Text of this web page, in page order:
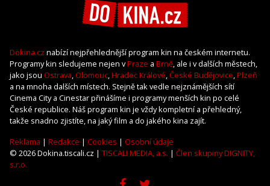
Dokina.cz nabízí nejpřehlednější program kin na českém internetu.
Programy kin sledujeme nejen vPraze a Brně, ale i v dalších městech,
jako jsou Ostrava, Olomouc,Hradec Králové,České Budějovice,Plzeň
a na mnoha dalších místech. Stejně tak vedle nejznámějších sítí
Cinema City a Cinestar přinášíme i programy menších kin po celé
České republice. Náš program kin je vždy kompletní a přehledný,
takže snadno zjistíte, na jaký film a do jakého kina zajít.
Reklama | Redakce | Cookies | Osobní údaje
© 2026 Dokina.tiscali.cz | TISCALI MEDIA, a.s. | Člen skupiny DIGNITY,
s.r.o.